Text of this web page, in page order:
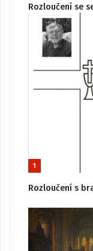
Rozloučení se
1
Rozloučení s